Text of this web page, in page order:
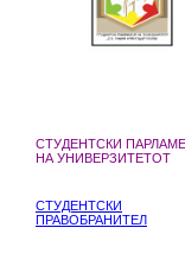
СТУДЕНТСКИ
НА УНИВЕРЗИТЕТОТ
СТУДЕНТСКИ
ПРАВОБРАНИТЕЛ